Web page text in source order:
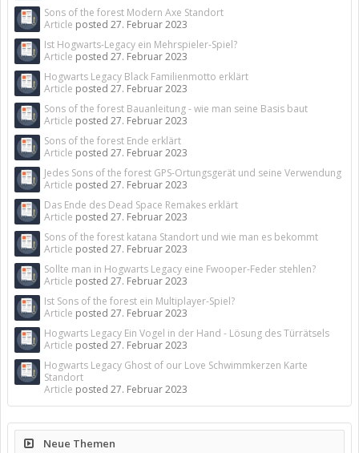
Sons of the forest Modern Axe Standort
Article posted 27. Februar 2023
Ist Hogwarts-Legacy ein Mehrspieler-Spiel?
Article posted 27. Februar 2023
Hogwarts Legacy Black Familienmotto erklärt
Article posted 27. Februar 2023
Sons of the forest Bauanleitung - wie man seine Basis baut
Article posted 27. Februar 2023
Sons of the forest Ende erklärt
Article posted 27. Februar 2023
Jedes Sons of the forest GPS-Ortungsgerät und seine Verwendung
Article posted 27. Februar 2023
Das Ende des Dead Space Remakes erklärt
Article posted 27. Februar 2023
Sons of the forest katana Standort und wie man es bekommt
Article posted 27. Februar 2023
Sollte man in Hogwarts Legacy eine Fwooper-Feder stehlen?
Article posted 27. Februar 2023
Ist Sons of the forest ein Multiplayer-Spiel?
Article posted 27. Februar 2023
Hogwarts Legacy Ein Vogel in der Hand - Lösung des Türrätsels
Article posted 27. Februar 2023
Hogwarts Legacy Ghost of our Love Schwimmkerzen Karte
Standort
Article posted 27. Februar 2023
Neue Themen